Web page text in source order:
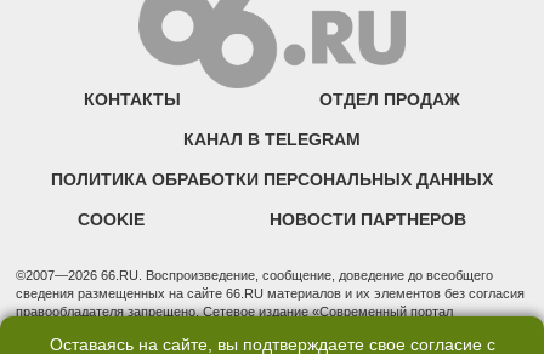
КОНТАКТЫ ОТДЕЛ ПРОДАЖ
КАНАЛ В TELEGRAM
ПОЛИТИКА ОБРАБОТКИ ПЕРСОНАЛЬНЫХ ДАННЫХ
COOKIE НОВОСТИ ПАРТНЕРОВ
©2007—2026 66.RU. Воспроизведение, сообщение, доведение до всеобщего
сведения размещенных на сайте 66.RU материалов и их элементов без согласия
правообладателя запрещено. Сетевое издание «Современный портал
надзору в сфере связи, информационных технологий и массовых коммуникаций
Оставаясь на сайте, вы подтверждаете свое согласие с